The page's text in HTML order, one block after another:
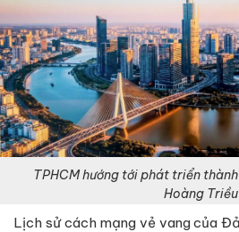
TPHCM hướng tới phát triển
Hoàng Triều
Lịch sử cách mạng vẻ vang của